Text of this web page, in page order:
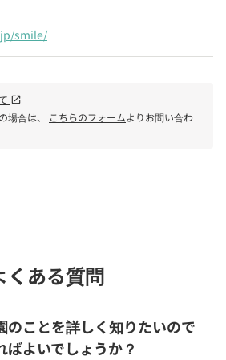
smile/
open_in_new
場合は、 こちらのフォームよりお問い合わ
くある質問
のことを詳しく知りたいので
ばよいでしょうか？